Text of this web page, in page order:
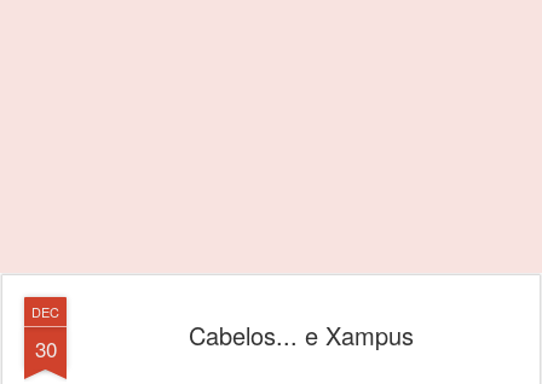
DEC
30 Cabelos... e Xampus